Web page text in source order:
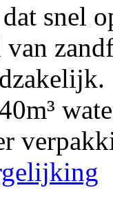
snel